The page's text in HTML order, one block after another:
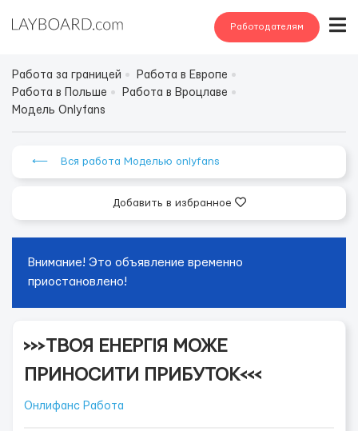
Работодателям
Работа за границей
Работа в Европе
Работа в Польше
Работа в Вроцлаве
Модель Onlyfans
⟵ Вся работа Моделью onlyfans
Добавить в избранное
Внимание! Это объявление временно
приостановлено!
>>>ТВОЯ ЕНЕРГІЯ МОЖЕ
ПРИНОСИТИ ПРИБУТОК<<<
Онлифанс Работа